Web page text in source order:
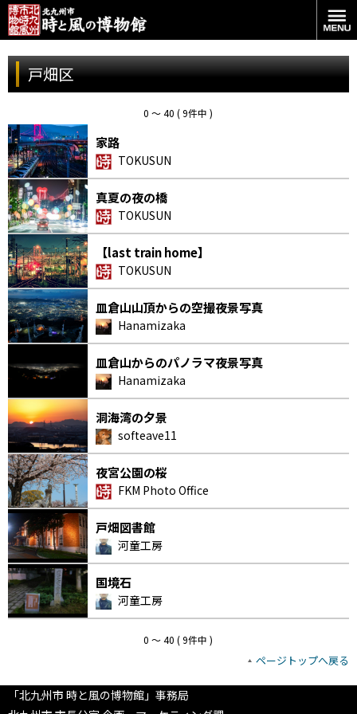
戸畑区
0 〜 40 ( 9件中 )
家路
TOKUSUN
真夏の夜の橋
TOKUSUN
【last train home】
TOKUSUN
皿倉山山頂からの空撮夜景写真
Hanamizaka
皿倉山からのパノラマ夜景写真
Hanamizaka
洞海湾の夕景
softeave11
夜宮公園の桜
FKM Photo Office
戸畑図書館
河童工房
国境石
河童工房
0 〜 40 ( 9件中 )
ページトップへ戻る
「北九州市 時と風の博物館」事務局